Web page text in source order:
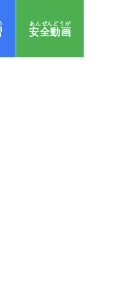
安全動画
あんぜんどうが